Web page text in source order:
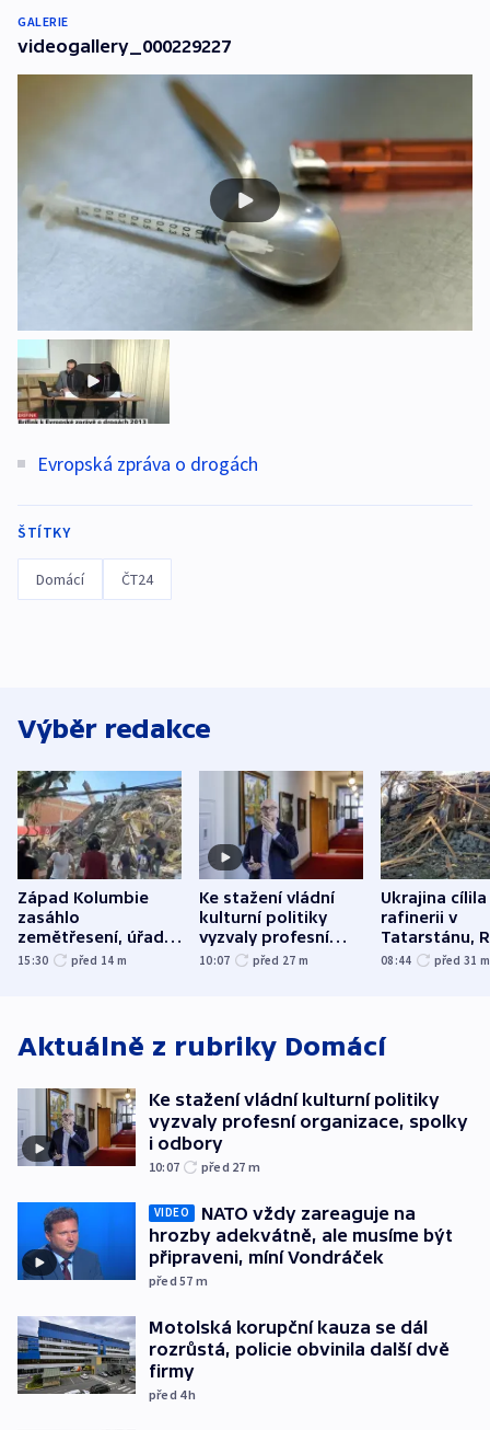
GALERIE
videogallery_000229227
Evropská zpráva o drogách
ŠTÍTKY
Domácí ČT24
Výběr redakce
Západ Kolumbie
zasáhlo
zemětřesení, úřady
hlásí přes sto obětí
15:30 před 14 m
Ke stažení vládní
kulturní politiky
vyzvaly profesní
organizace, spolky i
10:07 před 27 m
Ukrajina cílila
rafinerii v
Tatarstánu,
útočilo na
08:44 před 31 m
Aktuálně z rubriky Domácí
Ke stažení vládní kulturní politiky
vyzvaly profesní organizace, spolky
i odbory
10:07 před 27 m
VIDEO
NATO vždy zareaguje na
hrozby adekvátně, ale musíme být
připraveni, míní Vondráček
před 57 m
Motolská korupční kauza se dál
rozrůstá, policie obvinila další dvě
firmy
před 4h